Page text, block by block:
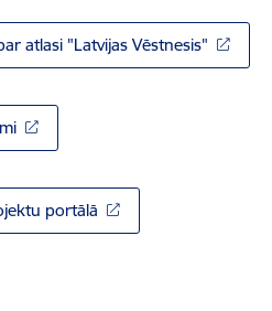
atlasi "Latvijas Vēstnesis"
portālā